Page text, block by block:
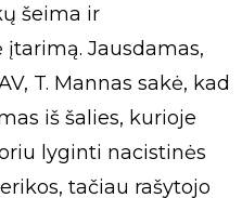
šeima ir
Jausdamas,
T. Mannas sakė, kad
iš šalies, kurioje
lyginti nacistinės
tačiau rašytojo